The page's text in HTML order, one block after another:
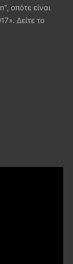
οπότε είναι
Δείτε το